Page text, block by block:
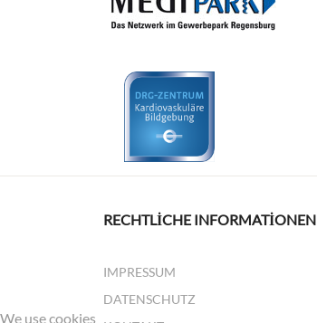
RECHTLICHE INFORMATIONEN
IMPRESSUM
DATENSCHUTZ
We use cookies